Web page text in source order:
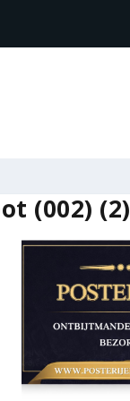
(002) (2)